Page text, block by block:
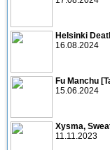
Helsinki
16.08.2024
Fu Manchu
15.06.2024
Xysma,
11.11.2023